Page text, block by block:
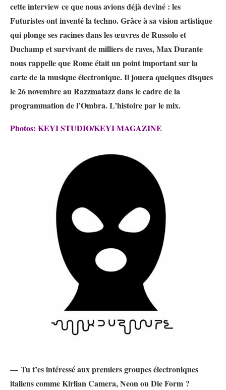
cette interview ce que nous avions déjà deviné : les
Futuristes ont inventé la techno. Grâce à sa vision artistique
qui plonge ses racines dans les œuvres de Russolo et
Duchamp et survivant de milliers de raves, Max Durante
nous rappelle que Rome était un point important sur la
carte de la musique électronique. Il jouera quelques disques
le 26 novembre au Razzmatazz dans le cadre de la
programmation de l’Ombra. L’histoire par le mix.
Photos: KEYI STUDIO/KEYI MAGAZINE
— Tu t’es intéressé aux premiers groupes électroniques
italiens comme Kirlian Camera, Neon ou Die Form ?